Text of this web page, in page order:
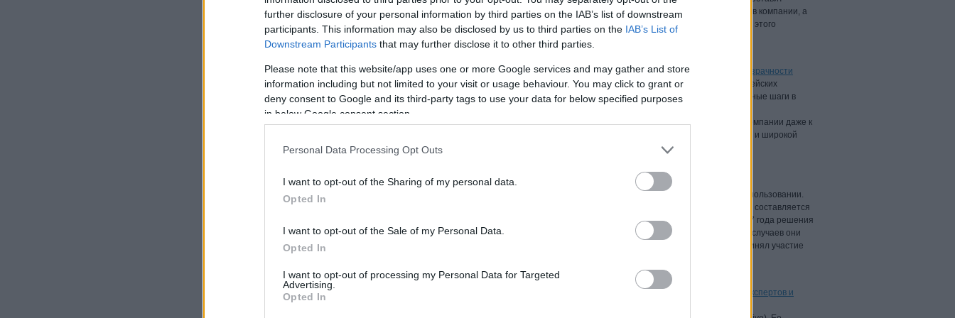
further disclosure of your personal information by third parties on the IAB’s list of downstream
participants. This information may also be disclosed by us to third parties on the IAB’s List of
Downstream Participants that may further disclose it to other third parties.
Please note that this website/app uses one or more Google services and may gather and store
information including but not limited to your visit or usage behaviour. You may click to grant or
deny consent to Google and its third-party tags to use your data for below specified purposes
in below Google consent section.
Personal Data Processing Opt Outs
I want to opt-out of the Sharing of my personal data.
Opted In
I want to opt-out of the Sale of my Personal Data.
Opted In
I want to opt-out of processing my Personal Data for Targeted
Advertising.
Opted In
доверенным партнёрам и правительственным организациям возможность проверить исходный код продуктов компании, а
также изучить документацию по разработке ПО и принципам обработки данных в специально созданной для этого
безопасной и удобной среде. Первых гостей Центр примет в июне.
Kaspersky Lab начала обработку данных европейских пользователей в Цюрихе и открыла первый Центр прозрачности
13 ноября, Kaspersky Lab начала обработку вредоносных и подозрительных файлов, поступающих от европейских
пользователей продуктов компании, в Цюрихе, где также открыла свой первый Центр прозрачности. Это важные шаги в
реализации глобальной инициативы по информационной открытости – масштабного проекта Kaspersky Lab,
анонсированного в октябре 2017 года. Он нацелен на то, чтобы повысить устойчивость IT-инфраструктуры компании даже к
гипотетическим рискам и сделать все её процессы ещё более прозрачными для текущих и будущих клиентов и широкой
общественности.
Независимые тесты подтверждают: решения Kaspersky Lab лучше всех справляются с киберугрозами
Защитные решения Kaspersky Lab пятый год подряд признаются наиболее эффективными и удобными в использовании.
Качество продуктов компании подтверждается многочисленными независимыми тестами, на основе которых составляется
рейтинг TOP3 – он показывает, сколько раз тестируемые программы занимали первые места. По итогам 2017 года решения
Kaspersky Lab для домашних и корпоративных пользователей приняли участие в 86 тестированиях, и в 91% случаев они
оказались в тройке лидеров. Первое место при этом им досталось 72 раза. К слову, ближайший конкурент принял участие
24 октября 2017
Kaspersky Lab запустит глобальную инициативу открытости, раскроет свой исходный код для независимых экспертов и